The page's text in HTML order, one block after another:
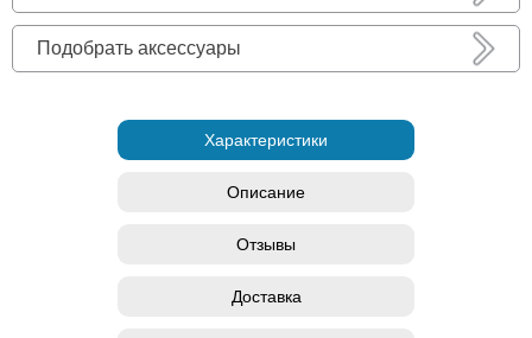
Подобрать аксессуары
Характеристики
Описание
Отзывы
Доставка